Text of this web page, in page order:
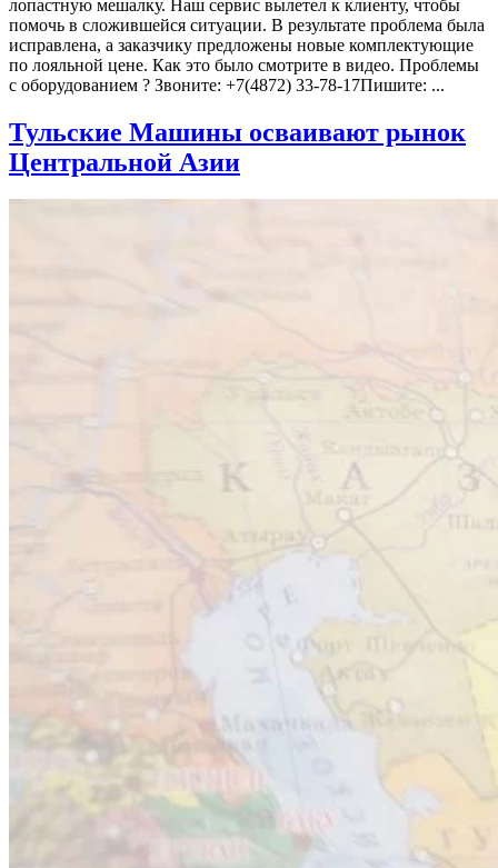
лопастную мешалку. Наш сервис вылетел к клиенту, чтобы
помочь в сложившейся ситуации. В результате проблема была
исправлена, а заказчику предложены новые комплектующие
по лояльной цене. Как это было смотрите в видео. Проблемы
с оборудованием ? Звоните: +7(4872) 33-78-17Пишите: ...
Тульские Машины осваивают рынок
Центральной Азии